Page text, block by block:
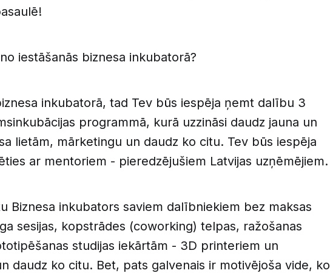
iestāšanās biznesa inkubatorā?
inkubatorā, tad Tev būs iespēja ņemt dalību 3
programmā, kurā uzzināsi daudz jauna un
lietām, mārketingu un daudz ko citu. Tev būs iespēja
ar mentoriem - pieredzējušiem Latvijas uzņēmējiem.
Biznesa inkubators saviem dalībniekiem bez maksas
sesijas, kopstrādes (coworking) telpas, ražošanas
studijas iekārtām - 3D printeriem un
daudz ko citu. Bet, pats galvenais ir motivējoša vide, ko